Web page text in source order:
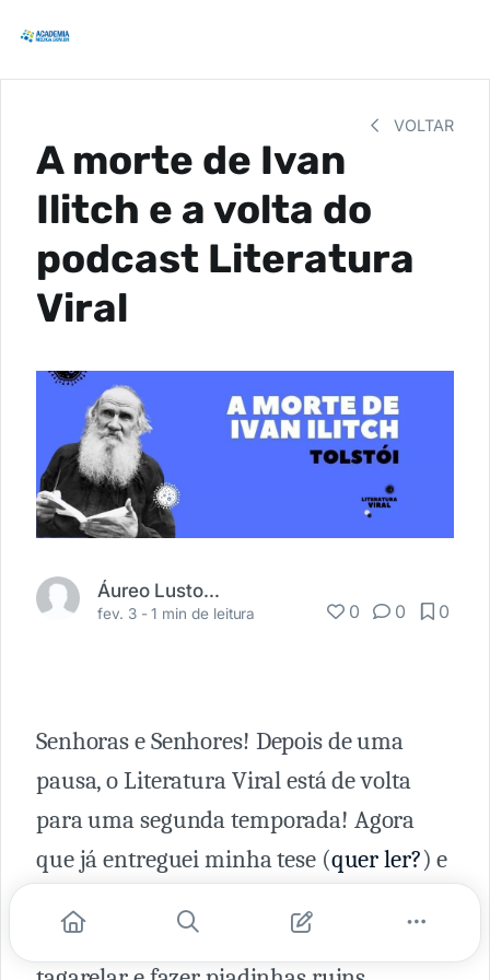
VOLTAR
A morte de Ivan
Ilitch e a volta do
podcast Literatura
Viral
Áureo Lustosa Guérios
fev. 3 -1 min de leitura 0 0 0
Senhoras e Senhores! Depois de uma
pausa, o Literatura Viral está de volta
para uma segunda temporada! Agora
que já entreguei minha tese (quer ler?) e
as energias estão sobrando para ler,